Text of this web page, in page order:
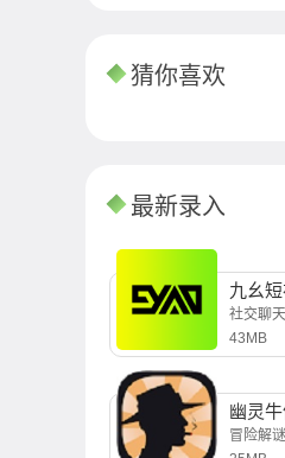
猜你喜欢
最新录入
九幺
社交聊天
43MB
幽灵
冒险解谜